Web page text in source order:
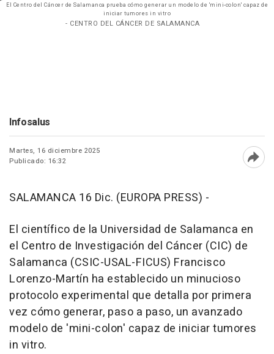
El Centro del Cáncer de Salamanca prueba cómo generar un modelo de 'mini-colon' capaz de
iniciar tumores in vitro
- CENTRO DEL CÁNCER DE SALAMANCA
Infosalus
Martes, 16 diciembre 2025
Publicado: 16:32
SALAMANCA 16 Dic. (EUROPA PRESS) -
El científico de la Universidad de Salamanca en
el Centro de Investigación del Cáncer (CIC) de
Salamanca (CSIC-USAL-FICUS) Francisco
Lorenzo-Martín ha establecido un minucioso
protocolo experimental que detalla por primera
vez cómo generar, paso a paso, un avanzado
modelo de 'mini-colon' capaz de iniciar tumores
in vitro.